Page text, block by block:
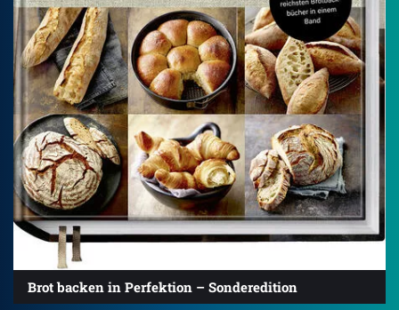
Brot backen in Perfektion – Sonderedition